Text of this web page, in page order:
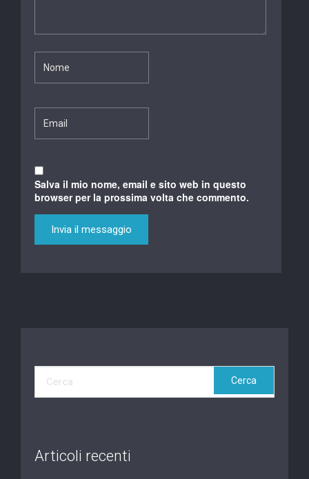
Salva il mio nome, email e sito web in questo
browser per la prossima volta che commento.
Articoli recenti